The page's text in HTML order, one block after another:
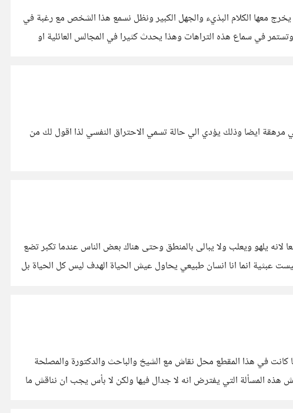
يخرج معها الكلام البذيء والجهل الكبير ونظل نسمع هذا الشخص مع رغبة في
في سماع هذه التراهات وهذا يحدث كثيرا في المجالس العائلية او
مرهقة ايضا وذلك يؤدي الي حالة تسمي الاحتراق النفسي لذا اقول لك من
يلهو ويعلب ولا يبالى بالمنطق وحتى هناك بعض الناس عندما تكبر تضع
انما انا انسان طبيعي يحاول عيش الحياة الهدف ليس كل الحياة بل
كانت في هذا المقطع محل نقاش مع الشيخ والباحث والدكتورة والمصلحة
هذه المسألة التي يفترض انه لا جدال فيها ولكن لا بأس يجب ان نناقش ما